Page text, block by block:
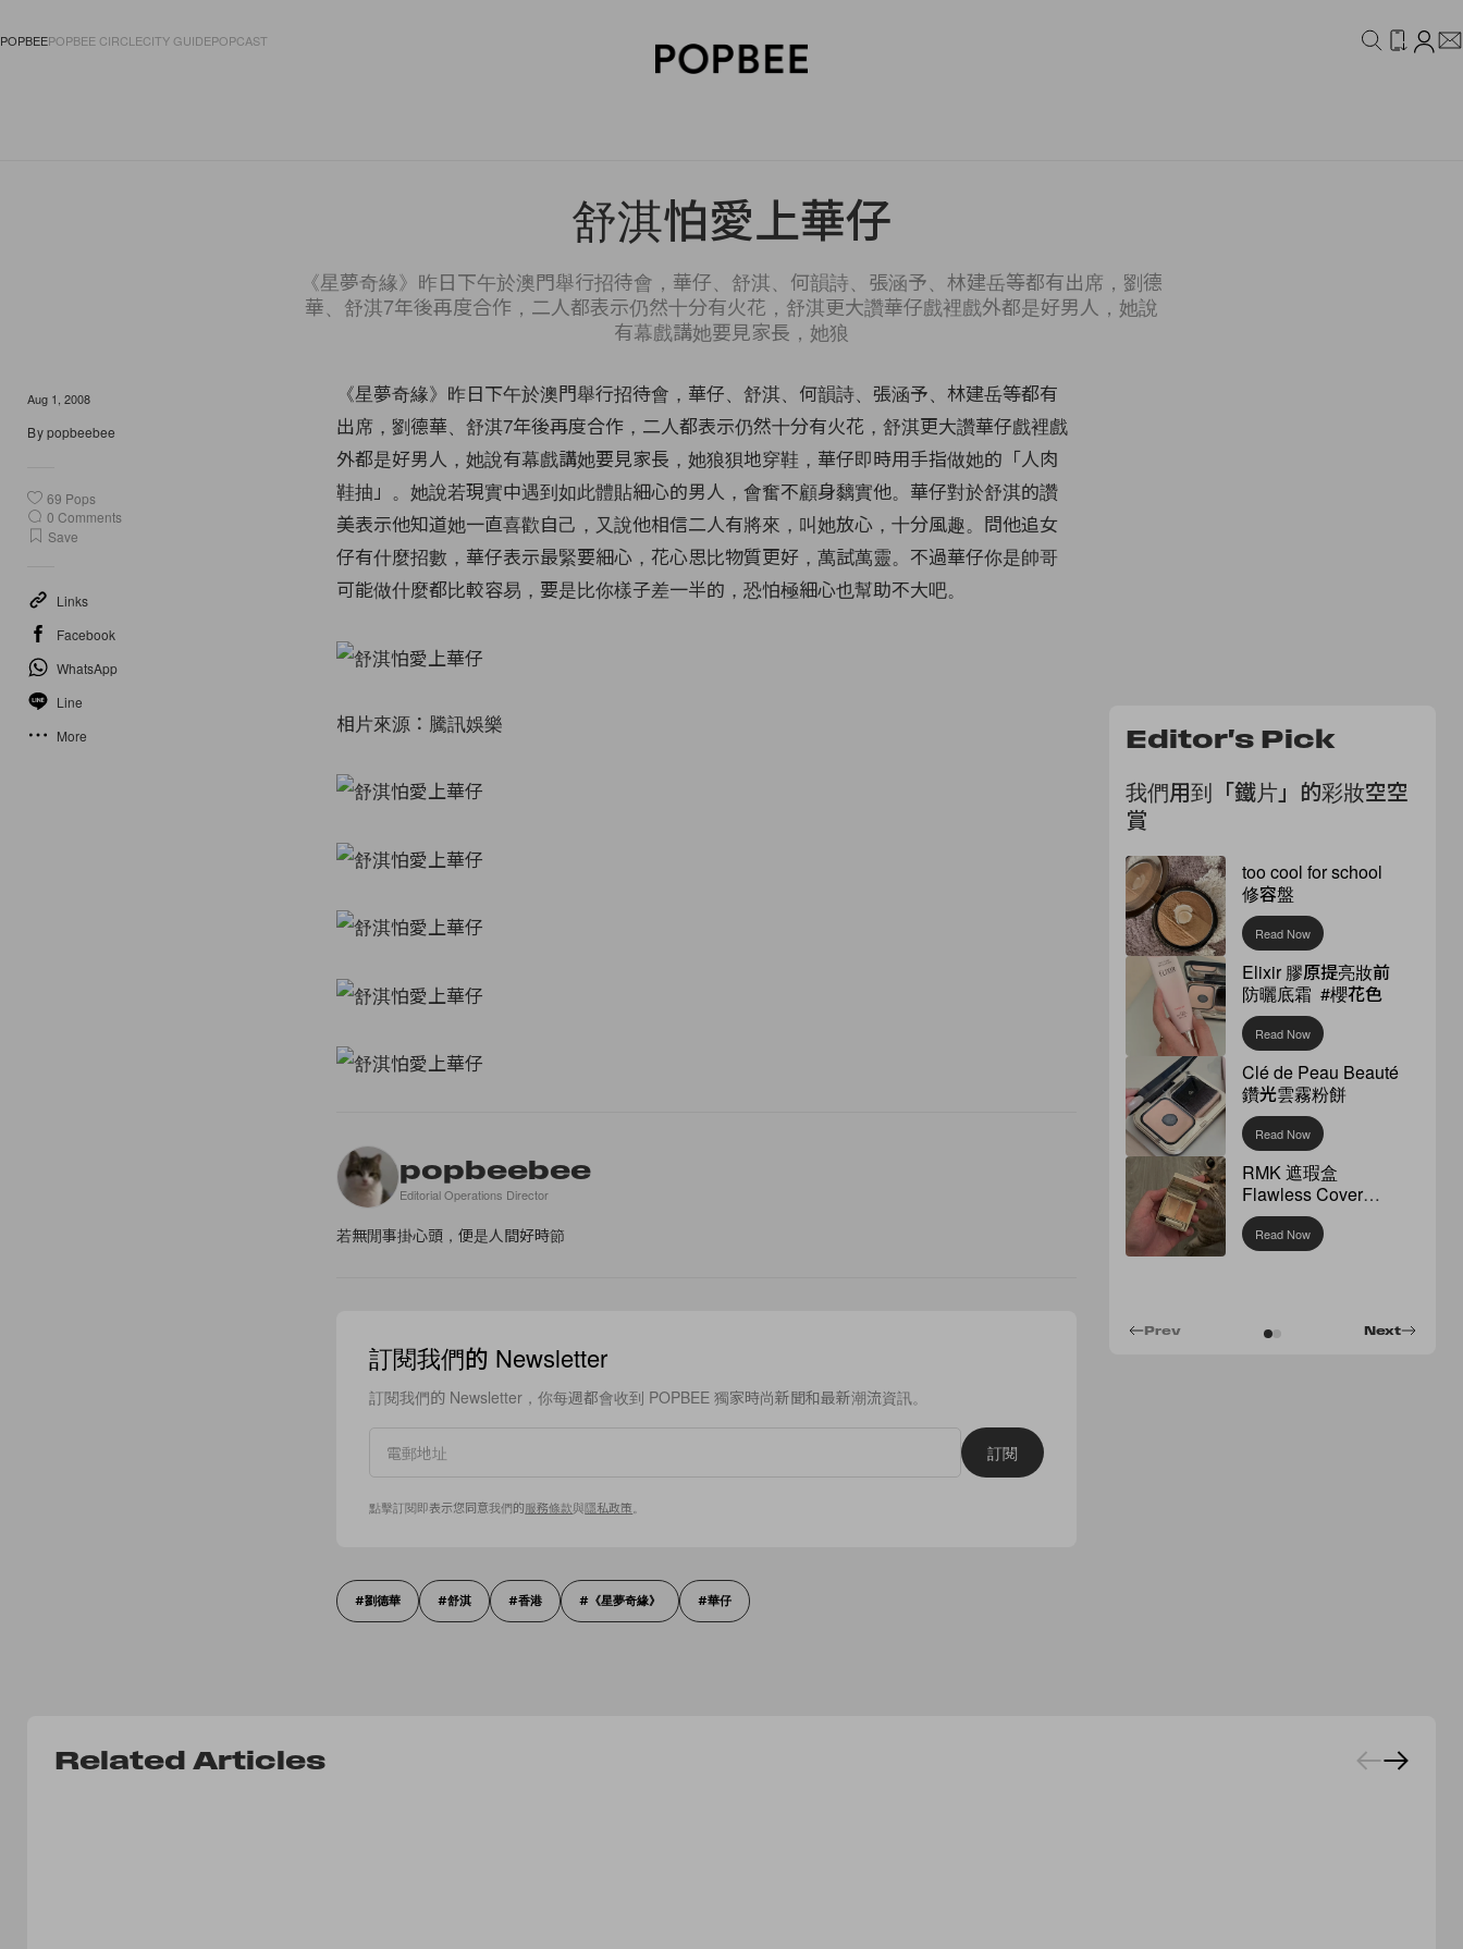
POPBEEPOPBEE CIRCLECITY GUIDEPOPCAST
舒淇怕愛上華仔
《星夢奇緣》昨日下午於澳門舉行招待會，華仔、舒淇、何韻詩、張涵予、林建岳等都有出席，劉德
華、舒淇7年後再度合作，二人都表示仍然十分有火花，舒淇更大讚華仔戲裡戲外都是好男人，她說
有幕戲講她要見家長，她狼
Aug 1, 2008
Bypopbeebee
69 Pops
0 Comments
Save
Links
Facebook
WhatsApp
Line
More
《星夢奇緣》昨日下午於澳門舉行招待會，華仔、舒淇、何韻詩、張涵予、林建岳等都有
出席，劉德華、舒淇7年後再度合作，二人都表示仍然十分有火花，舒淇更大讚華仔戲裡戲
外都是好男人，她說有幕戲講她要見家長，她狼狽地穿鞋，華仔即時用手指做她的「人肉
鞋抽」。她說若現實中遇到如此體貼細心的男人，會奮不顧身黐實他。華仔對於舒淇的讚
美表示他知道她一直喜歡自己，又說他相信二人有將來，叫她放心，十分風趣。問他追女
仔有什麼招數，華仔表示最緊要細心，花心思比物質更好，萬試萬靈。不過華仔你是帥哥
可能做什麼都比較容易，要是比你樣子差一半的，恐怕極細心也幫助不大吧。
相片來源：騰訊娛樂
popbeebee
Editorial Operations Director
若無閒事掛心頭，便是人間好時節
訂閱我們的 Newsletter
訂閱我們的 Newsletter，你每週都會收到 POPBEE 獨家時尚新聞和最新潮流資訊。
訂閱
點擊訂閱即表示您同意我們的服務條款與隱私政策。
劉德華 舒淇 香港 《星夢奇緣》 華仔
Editor's Pick
我們用到「鐵片」的彩妝空空
賞
too cool for school
修容盤
Read Now
Elixir 膠原提亮妝前
防曬底霜 #櫻花色
Read Now
Clé de Peau Beauté
鑽光雲霧粉餅
Read Now
RMK 遮瑕盒
Flawless Cover
Concealer
Read Now
Next
Prev
Related Articles